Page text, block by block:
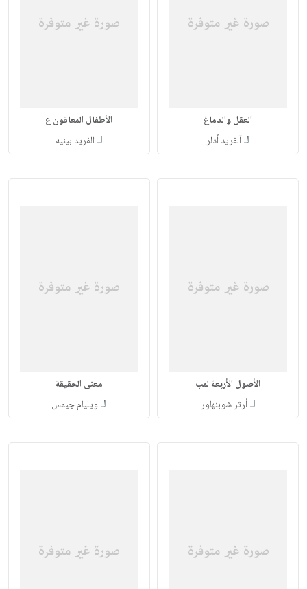
العقل والدماغ
لـآلفريد أدلر
الأطفال المعاقون ع
لـ الفريد بينيه
الأصول الأربعة لمب
لـأرثر شوبنهاور
معنى الحقيقة
لـ ويليام جيمس